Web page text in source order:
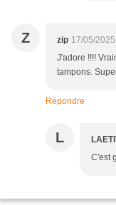
Z zip 17/05/
J'adore !!!!
tampons.
Répondre
L
C'est